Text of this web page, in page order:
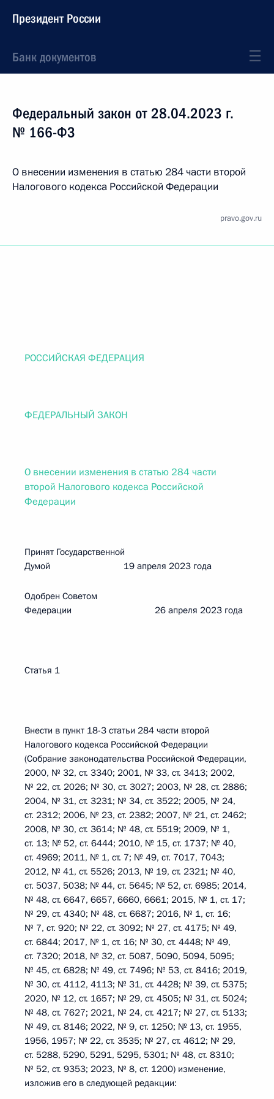
Президент России
Банк документов
Федеральный закон от 28.04.2023 г.
№ 166-ФЗ
О внесении изменения в статью 284 части второй
Налогового кодекса Российской Федерации
pravo.gov.ru
РОССИЙСКАЯ ФЕДЕРАЦИЯ
ФЕДЕРАЛЬНЫЙ ЗАКОН
О внесении изменения в статью 284 части
второй Налогового кодекса Российской
Федерации
Принят Государственной
Думой 19 апреля 2023 года
Одобрен Советом
Федерации 26 апреля 2023 года
Статья 1
Внести в пункт 18-3 статьи 284 части второй
Налогового кодекса Российской Федерации
(Собрание законодательства Российской Федерации,
2000, № 32, ст. 3340; 2001, № 33, ст. 3413; 2002,
№ 22, ст. 2026; № 30, ст. 3027; 2003, № 28, ст. 2886;
2004, № 31, ст. 3231; № 34, ст. 3522; 2005, № 24,
ст. 2312; 2006, № 23, ст. 2382; 2007, № 21, ст. 2462;
2008, № 30, ст. 3614; № 48, ст. 5519; 2009, № 1,
ст. 13; № 52, ст. 6444; 2010, № 15, ст. 1737; № 40,
ст. 4969; 2011, № 1, ст. 7; № 49, ст. 7017, 7043;
2012, № 41, ст. 5526; 2013, № 19, ст. 2321; № 40,
ст. 5037, 5038; № 44, ст. 5645; № 52, ст. 6985; 2014,
№ 48, ст. 6647, 6657, 6660, 6661; 2015, № 1, ст. 17;
№ 29, ст. 4340; № 48, ст. 6687; 2016, № 1, ст. 16;
№ 7, ст. 920; № 22, ст. 3092; № 27, ст. 4175; № 49,
ст. 6844; 2017, № 1, ст. 16; № 30, ст. 4448; № 49,
ст. 7320; 2018, № 32, ст. 5087, 5090, 5094, 5095;
№ 45, ст. 6828; № 49, ст. 7496; № 53, ст. 8416; 2019,
№ 30, ст. 4112, 4113; № 31, ст. 4428; № 39, ст. 5375;
2020, № 12, ст. 1657; № 29, ст. 4505; № 31, ст. 5024;
№ 48, ст. 7627; 2021, № 24, ст. 4217; № 27, ст. 5133;
№ 49, ст. 8146; 2022, № 9, ст. 1250; № 13, ст. 1955,
1956, 1957; № 22, ст. 3535; № 27, ст. 4612; № 29,
ст. 5288, 5290, 5291, 5295, 5301; № 48, ст. 8310;
№ 52, ст. 9353; 2023, № 8, ст. 1200) изменение,
изложив его в следующей редакции: